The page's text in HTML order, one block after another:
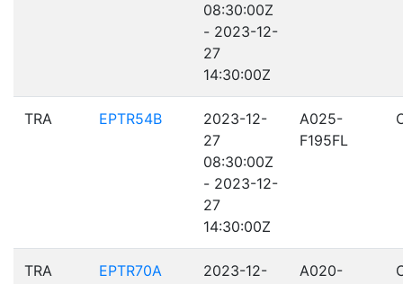
08:30:00Z
- 2023-12-
27
14:30:00Z
TRA EPTR54B
2023-12-
27
08:30:00Z
- 2023-12-
27
14:30:00Z
A025-
F195FL
TRA EPTR70A
2023-12-
A020-